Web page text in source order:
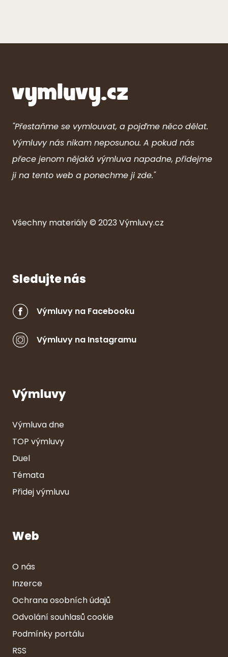
"Přestaňme se vymlouvat, a pojďme něco dělat.
Výmluvy nás nikam neposunou. A pokud nás
přece jenom nějaká výmluva napadne, přidejme
ji na tento web a ponechme ji zde."
Všechny materiály © 2023Výmluvy.cz
Sledujte nás
Výmluvy na Facebooku
Výmluvy na Instagramu
Výmluvy
Výmluva dne
TOP výmluvy
Duel
Témata
Přidej výmluvu
Web
O nás
Inzerce
Ochrana osobních údajů
Odvolání souhlasů cookie
Podmínky portálu
RSS